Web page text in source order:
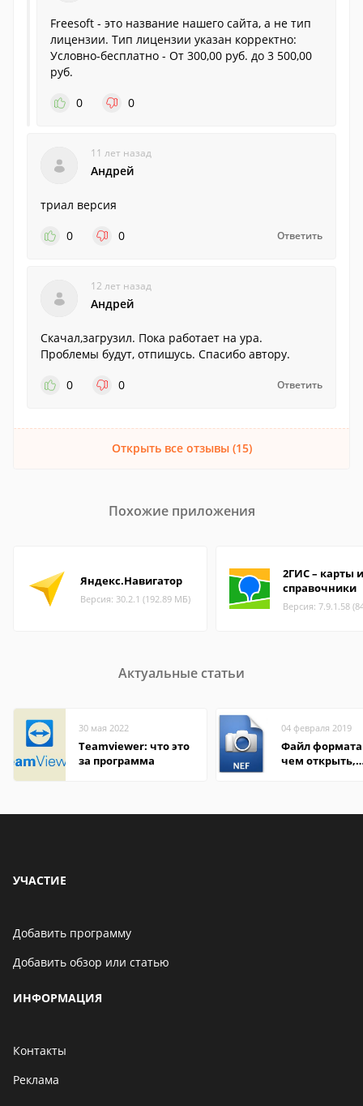
Freesoft - это название нашего сайта, а не тип
лицензии. Тип лицензии указан корректно:
Условно-бесплатно - От 300,00 руб. до 3 500,00
руб.
0
0
11 лет назад
Андрей
триал версия
0
0 Ответить
12 лет назад
Андрей
Скачал,загрузил. Пока работает на ура.
Проблемы будут, отпишусь. Спасибо автору.
0
0 Ответить
Открыть все отзывы (15)
Похожие приложения
Яндекс.Навигатор
Версия: 30.2.1 (192.89 МБ)
2ГИС – карты и
справочники
Версия: 7.9.1.58
Актуальные статьи
30 мая 2022
Teamviewer: что это
за программа
04 февраля 2019
Файл формата
чем открыть,
УЧАСТИЕ
Добавить программу
Добавить обзор или статью
ИНФОРМАЦИЯ
Контакты
Реклама